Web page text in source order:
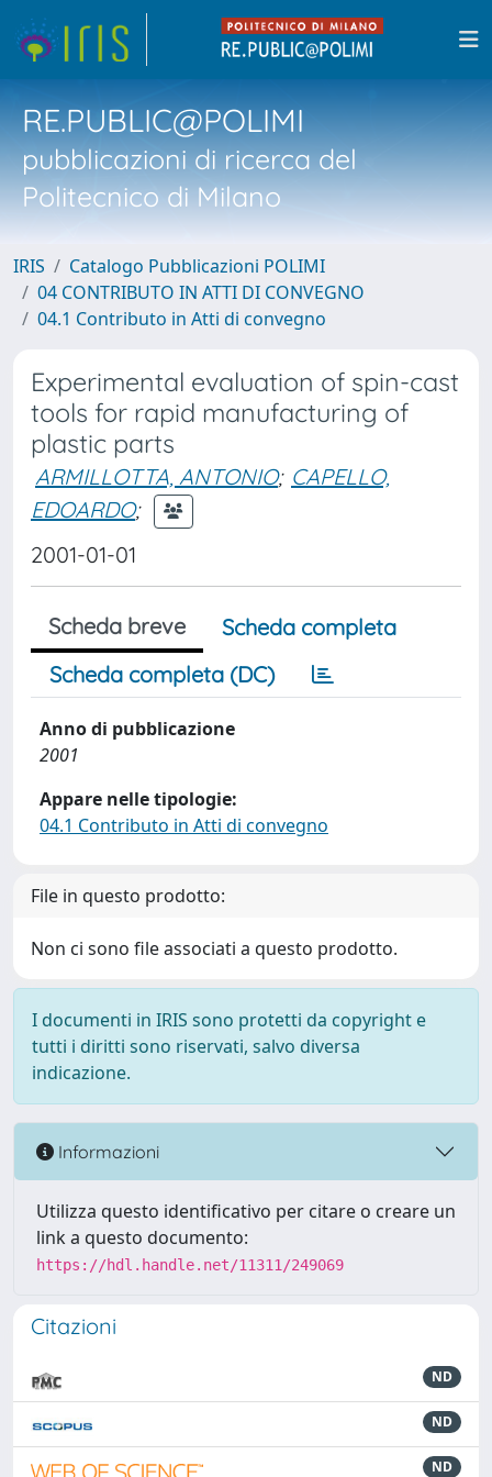
RE.PUBLIC@POLIMI
pubblicazioni di ricerca del
Politecnico di Milano
IRIS
Catalogo Pubblicazioni POLIMI
04 CONTRIBUTO IN ATTI DI CONVEGNO
04.1 Contributo in Atti di convegno
Experimental evaluation of spin-cast
tools for rapid manufacturing of
plastic parts
ARMILLOTTA, ANTONIO; CAPELLO,
EDOARDO;
2001-01-01
Scheda breve
Scheda completa
Scheda completa (DC)
Anno di pubblicazione
2001
Appare nelle tipologie:
04.1 Contributo in Atti di convegno
File in questo prodotto:
Non ci sono file associati a questo prodotto.
I documenti in IRIS sono protetti da copyright e
tutti i diritti sono riservati, salvo diversa
indicazione.
Informazioni
Utilizza questo identificativo per citare o creare un
link a questo documento:
https://hdl.handle.net/11311/249069
Citazioni
ND
ND
ND